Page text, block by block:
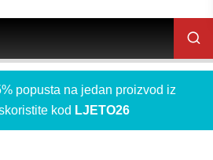
popusta na jedan proizvod iz
kod LJETO26